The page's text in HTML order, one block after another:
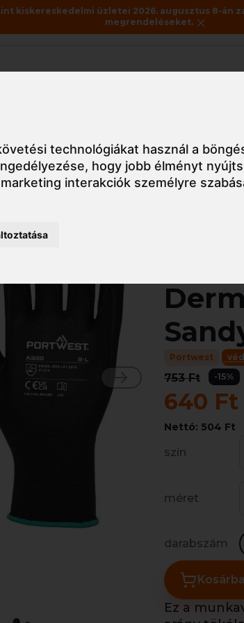
technológiákat használ a
, hogy jobb élményt
interakciók személyre
kiskereskedelmi üzletei 2026. augusztus 8-án
megrendeléseket.
Portwest
753 Ft -15%
640 Ft
Nettó: 504 Ft
szín
méret
darabszám
Kosárba
Ez a